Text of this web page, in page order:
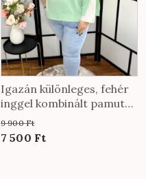
Igazán különleges, fehér
inggel kombinált pamut
felső menta színben
9 900Ft
Original
7 500 FtCurrent